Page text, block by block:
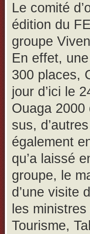
Le comité
édition du
groupe
En effet,
300 places,
jour d’ici le
Ouaga
sus,
également
qu’a laissé
groupe, le
d’une visite
les
Tourisme,